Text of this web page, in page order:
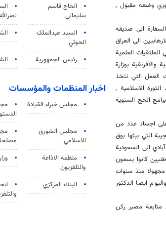
وضعه مقبول ,
الى صديقه
الى العراق
العلمية
بوزارة
العمل التي تتخذ
الاسلامية ,
الحج السنوية
اجساد عدد من
التي يبثها بوق
الى السعودية
كانوا يسعون
منذ سنوات
ايضا الدكتور
متابعة مصير ركن
الحاج قاسم
سليماني
السید عبدالملک
الحوثي
رئيس الجمهورية
اخبار المنظمات والمؤسسات
مجلس خبراء القيادة
مجلس الشورى
الاسلامي
منظمة الاذاعة
والتلفزیون
البنك المركزي